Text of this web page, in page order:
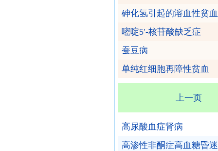
砷化氢引起的溶血性贫血
嘧啶5′-核苷酸缺乏症
蚕豆病
单纯红细胞再障性贫血
上一页
高尿酸血症肾病
高渗性非酮症高血糖昏迷